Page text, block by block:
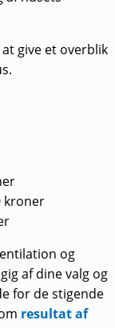
give et overblik
kroner
og
af dine valg og
for de stigende
resultat af